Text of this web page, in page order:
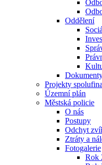
Oddělení
Projekty
Územní plán
Městská policie
O nás
Postupy
Odchyt
Ztráty a
Fotogalerie
Rok